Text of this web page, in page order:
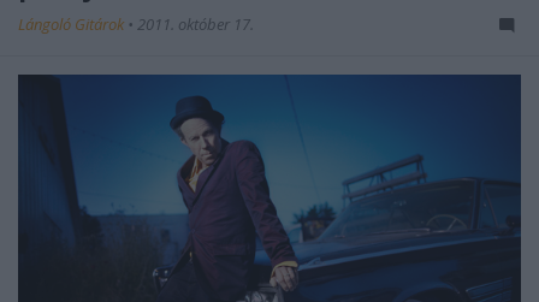
Lángoló Gitárok • 2011. október 17.